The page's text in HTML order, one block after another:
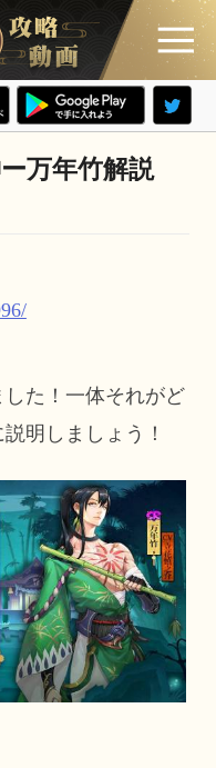
万年竹解説
た！一体それがど
明しましょう！